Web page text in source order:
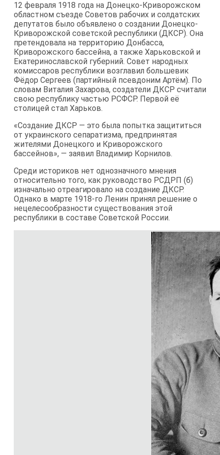
12 февраля 1918 года на Донецко-Криворожском
областном съезде Советов рабочих и солдатских
депутатов было объявлено о создании Донецко-
Криворожской советской республики (ДКСР). Она
претендовала на территорию Донбасса,
Криворожского бассейна, а также Харьковской и
Екатеринославской губерний. Совет народных
комиссаров республики возглавил большевик
Фёдор Сергеев (партийный псевдоним Артём). По
словам Виталия Захарова, создатели ДКСР считали
свою республику частью РСФСР. Первой её
столицей стал Харьков.
«Создание ДКСР — это была попытка защититься
от украинского сепаратизма, предпринятая
жителями Донецкого и Криворожского
бассейнов», — заявил Владимир Корнилов.
Среди историков нет однозначного мнения
относительно того, как руководство РСДРП (б)
изначально отреагировало на создание ДКСР.
Однако в марте 1918-го Ленин принял решение о
нецелесообразности существования этой
республики в составе Советской России.